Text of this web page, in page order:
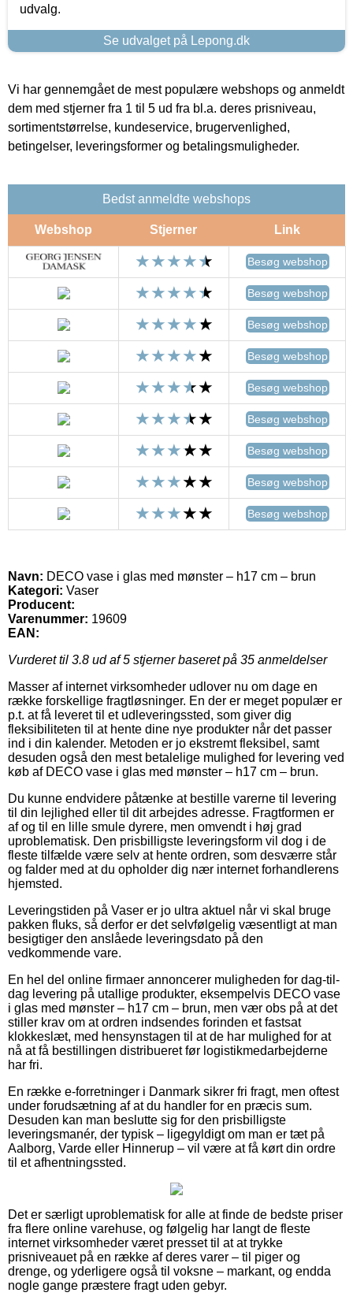
udvalg.
Se udvalget på Lepong.dk
Vi har gennemgået de mest populære webshops og anmeldt
dem med stjerner fra 1 til 5 ud fra bl.a. deres prisniveau,
sortimentstørrelse, kundeservice, brugervenlighed,
betingelser, leveringsformer og betalingsmuligheder.
Bedst anmeldte webshops
Webshop Stjerner Link
Besøg webshop
Besøg webshop
Besøg webshop
Besøg webshop
Besøg webshop
Besøg webshop
Besøg webshop
Besøg webshop
Besøg webshop
Navn: DECO vase i glas med mønster – h17 cm – brun
Kategori: Vaser
Producent:
Varenummer: 19609
EAN:
Vurderet til 3.8 ud af 5 stjerner baseret på 35 anmeldelser
Masser af internet virksomheder udlover nu om dage en
række forskellige fragtløsninger. En der er meget populær er
p.t. at få leveret til et udleveringssted, som giver dig
fleksibiliteten til at hente dine nye produkter når det passer
ind i din kalender. Metoden er jo ekstremt fleksibel, samt
desuden også den mest betalelige mulighed for levering ved
køb af DECO vase i glas med mønster – h17 cm – brun.
Du kunne endvidere påtænke at bestille varerne til levering
til din lejlighed eller til dit arbejdes adresse. Fragtformen er
af og til en lille smule dyrere, men omvendt i høj grad
uproblematisk. Den prisbilligste leveringsform vil dog i de
fleste tilfælde være selv at hente ordren, som desværre står
og falder med at du opholder dig nær internet forhandlerens
hjemsted.
Leveringstiden på Vaser er jo ultra aktuel når vi skal bruge
pakken fluks, så derfor er det selvfølgelig væsentligt at man
besigtiger den anslåede leveringsdato på den
vedkommende vare.
En hel del online firmaer annoncerer muligheden for dag-til-
dag levering på utallige produkter, eksempelvis DECO vase
i glas med mønster – h17 cm – brun, men vær obs på at det
stiller krav om at ordren indsendes forinden et fastsat
klokkeslæt, med hensynstagen til at de har mulighed for at
nå at få bestillingen distribueret før logistikmedarbejderne
har fri.
En række e-forretninger i Danmark sikrer fri fragt, men oftest
under forudsætning af at du handler for en præcis sum.
Desuden kan man beslutte sig for den prisbilligste
leveringsmanér, der typisk – ligegyldigt om man er tæt på
Aalborg, Varde eller Hinnerup – vil være at få kørt din ordre
til et afhentningssted.
Det er særligt uproblematisk for alle at finde de bedste priser
fra flere online varehuse, og følgelig har langt de fleste
internet virksomheder været presset til at at trykke
prisniveauet på en række af deres varer – til piger og
drenge, og yderligere også til voksne – markant, og endda
nogle gange præstere fragt uden gebyr.